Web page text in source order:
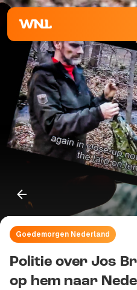
Goedemorgen Nederland
Politie over Jos
op hem naar